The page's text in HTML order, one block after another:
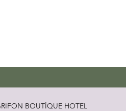
BOUTİQUE HOTEL